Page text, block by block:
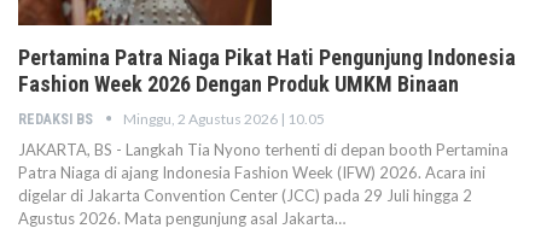
Pertamina Patra Niaga Pikat Hati Pengunjung Indonesia
Fashion Week 2026 Dengan Produk UMKM Binaan
REDAKSI BS Minggu, 2 Agustus 2026 | 10.05
JAKARTA, BS - Langkah Tia Nyono terhenti di depan booth Pertamina
Patra Niaga di ajang Indonesia Fashion Week (IFW) 2026. Acara ini
digelar di Jakarta Convention Center (JCC) pada 29 Juli hingga 2
Agustus 2026. Mata pengunjung asal Jakarta…